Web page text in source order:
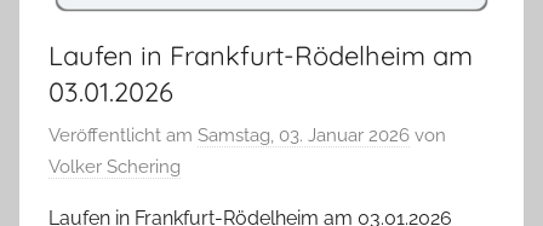
Laufen in Frankfurt-Rödelheim am
03.01.2026
Veröffentlicht am Samstag, 03. Januar 2026 von
Volker Schering
Laufen in Frankfurt-Rödelheim am 03.01.2026